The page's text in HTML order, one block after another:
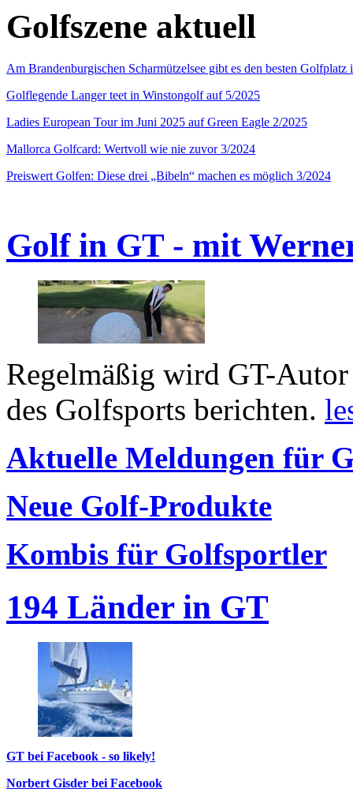
Golfszene aktuell
Am Brandenburgischen Scharmützelsee gibt es den besten
Golflegende Langer teet in Winstongolf auf 5/2025
Ladies European Tour im Juni 2025 auf Green Eagle 2/2025
Mallorca Golfcard: Wertvoll wie nie zuvor 3/2024
Preiswert Golfen: Diese drei „Bibeln“ machen es möglich 3/2024
Golf in GT - mit
Regelmäßig wird GT-
des Golfsports berichten.
Aktuelle Meldungen für
Neue Golf-Produkte
Kombis für Golfsportler
194 Länder in GT
GT bei Facebook - so likely!
Norbert Gisder bei Facebook